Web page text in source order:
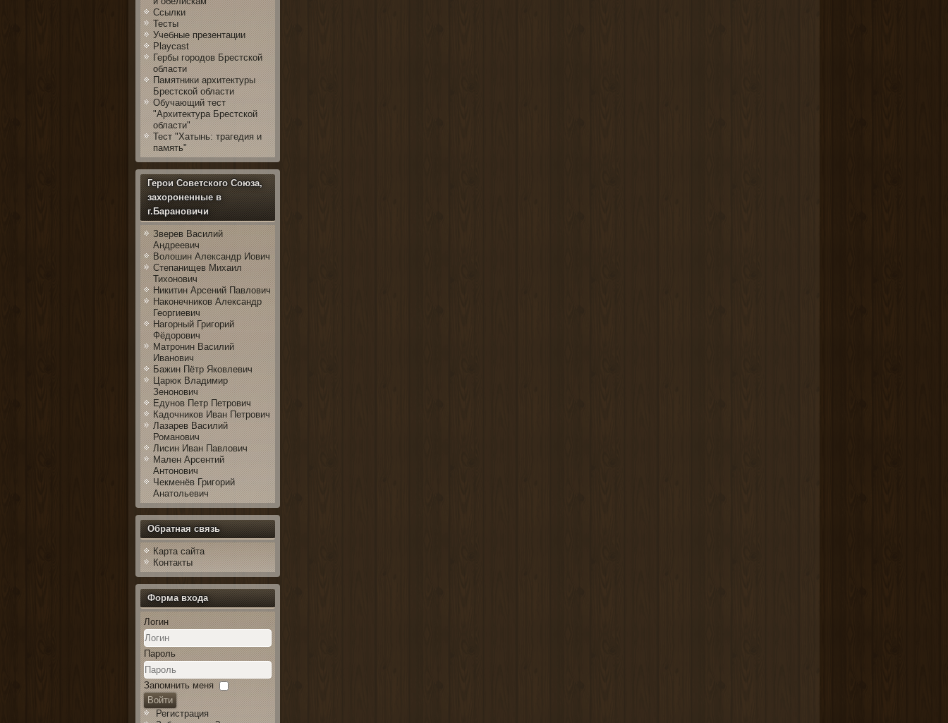
Ссылки
Тесты
Учебные презентации
Playcast
Гербы городов Брестской
области
Памятники архитектуры
Брестской области
Обучающий тест
"Архитектура Брестской
области"
Тест "Хатынь: трагедия и
память"
Герои Советского Союза,
захороненные в
г.Барановичи
Зверев Василий
Андреевич
Волошин Александр Иович
Степанищев Михаил
Тихонович
Никитин Арсений Павлович
Наконечников Александр
Георгиевич
Нагорный Григорий
Фёдорович
Матронин Василий
Иванович
Бажин Пётр Яковлевич
Царюк Владимир
Зенонович
Едунов Петр Петрович
Кадочников Иван Петрович
Лазарев Василий
Романович
Лисин Иван Павлович
Мален Арсентий
Антонович
Чекменёв Григорий
Анатольевич
Обратная связь
Карта сайта
Контакты
Форма входа
Логин
Пароль
Запомнить меня
Войти
Регистрация